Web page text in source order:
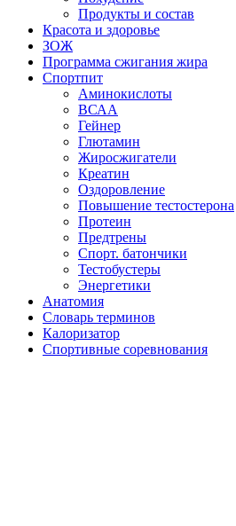
Продукты и состав
Красота и здоровье
ЗОЖ
Программа сжигания жира
Спортпит
Аминокислоты
ВСАА
Гейнер
Глютамин
Жиросжигатели
Креатин
Оздоровление
Повышение тестостерона
Протеин
Предтрены
Спорт. батончики
Тестобустеры
Энергетики
Анатомия
Словарь терминов
Калоризатор
Спортивные соревнования